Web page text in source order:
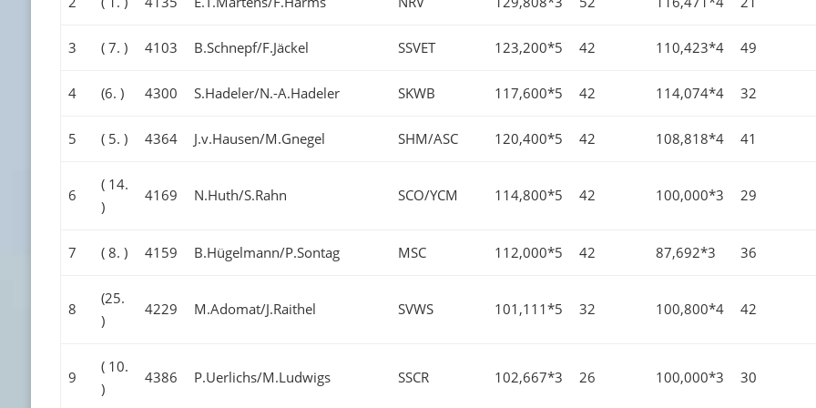
3 ( 7. ) 4103 B.Schnepf/F.Jäckel SSVET 123,200*5 42 110,423*4 49
4 (6. ) 4300 S.Hadeler/N.-A.Hadeler SKWB 117,600*5 42 114,074*4 32
5 ( 5. ) 4364 J.v.Hausen/M.Gnegel SHM/ASC 120,400*5 42 108,818*4 41
6
( 14.
)
4169 N.Huth/S.Rahn SCO/YCM 114,800*5 42 100,000*3 29
7 ( 8. ) 4159 B.Hügelmann/P.Sontag MSC 112,000*5 42 87,692*3 36
8
(25.
)
4229 M.Adomat/J.Raithel SVWS 101,111*5 32 100,800*4 42
9
( 10.
)
4386 P.Uerlichs/M.Ludwigs SSCR 102,667*3 26 100,000*3 30